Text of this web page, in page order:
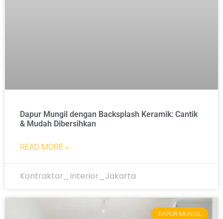
Dapur Mungil dengan Backsplash Keramik: Cantik
& Mudah Dibersihkan
READ MORE »
Kontraktor_Interior_Jakarta
DAPUR MUNGIL